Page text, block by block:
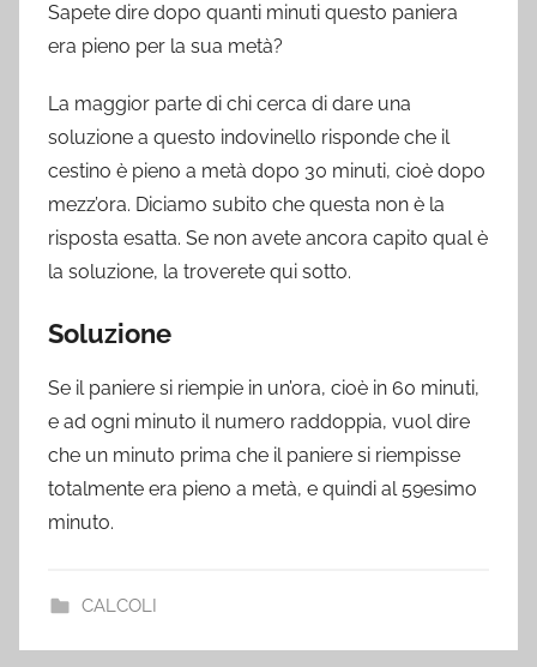
Sapete dire dopo quanti minuti questo paniera
era pieno per la sua metà?
La maggior parte di chi cerca di dare una
soluzione a questo indovinello risponde che il
cestino è pieno a metà dopo 30 minuti, cioè dopo
mezz’ora. Diciamo subito che questa non è la
risposta esatta. Se non avete ancora capito qual è
la soluzione, la troverete qui sotto.
Soluzione
Se il paniere si riempie in un’ora, cioè in 60 minuti,
e ad ogni minuto il numero raddoppia, vuol dire
che un minuto prima che il paniere si riempisse
totalmente era pieno a metà, e quindi al 59esimo
minuto.
CALCOLI